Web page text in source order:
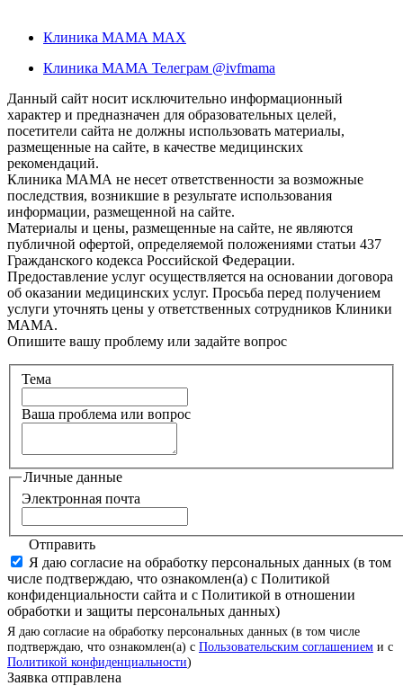
Клиника МАМА MAX
Клиника МАМА Телеграм @ivfmama
Данный сайт носит исключительно информационный
характер и предназначен для образовательных целей,
посетители сайта не должны использовать материалы,
размещенные на сайте, в качестве медицинских
рекомендаций.
Клиника МАМА не несет ответственности за возможные
последствия, возникшие в результате использования
информации, размещенной на сайте.
Материалы и цены, размещенные на сайте, не являются
публичной офертой, определяемой положениями статьи 437
Гражданского кодекса Российской Федерации.
Предоставление услуг осуществляется на основании договора
об оказании медицинских услуг. Просьба перед получением
услуги уточнять цены у ответственных сотрудников Клиники
МАМА.
Опишите вашу проблему или задайте вопрос
Тема
Ваша проблема или вопрос
Личные данные
Электронная почта
Отправить
Я даю согласие на обработку персональных данных (в том
числе подтверждаю, что ознакомлен(а) с Политикой
конфиденциальности сайта и с Политикой в отношении
обработки и защиты персональных данных)
Я даю согласие на обработку персональных данных (в том числе
подтверждаю, что ознакомлен(а) с Пользовательским соглашением и с
Политикой конфиденциальности)
Заявка отправлена